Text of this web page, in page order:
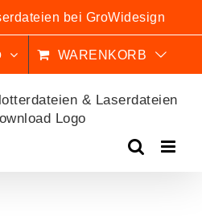
bei GroWidesign
WARENKORB